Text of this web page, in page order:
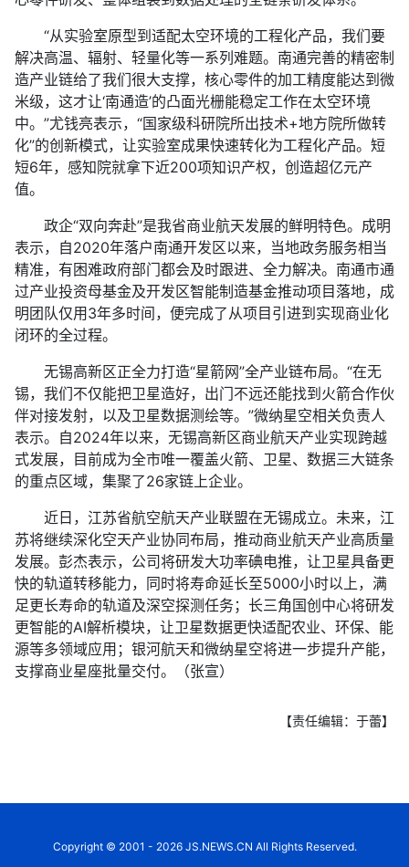
“从实验室原型到适配太空环境的工程化产品，我们要
解决高温、辐射、轻量化等一系列难题。南通完善的精密制
造产业链给了我们很大支撑，核心零件的加工精度能达到微
米级，这才让‘南通造’的凸面光栅能稳定工作在太空环境
中。”尤钱亮表示，“国家级科研院所出技术+地方院所做转
化”的创新模式，让实验室成果快速转化为工程化产品。短
短6年，感知院就拿下近200项知识产权，创造超亿元产
值。
政企“双向奔赴”是我省商业航天发展的鲜明特色。成明
表示，自2020年落户南通开发区以来，当地政务服务相当
精准，有困难政府部门都会及时跟进、全力解决。南通市通
过产业投资母基金及开发区智能制造基金推动项目落地，成
明团队仅用3年多时间，便完成了从项目引进到实现商业化
闭环的全过程。
无锡高新区正全力打造“星箭网”全产业链布局。“在无
锡，我们不仅能把卫星造好，出门不远还能找到火箭合作伙
伴对接发射，以及卫星数据测绘等。”微纳星空相关负责人
表示。自2024年以来，无锡高新区商业航天产业实现跨越
式发展，目前成为全市唯一覆盖火箭、卫星、数据三大链条
的重点区域，集聚了26家链上企业。
近日，江苏省航空航天产业联盟在无锡成立。未来，江
苏将继续深化空天产业协同布局，推动商业航天产业高质量
发展。彭杰表示，公司将研发大功率碘电推，让卫星具备更
快的轨道转移能力，同时将寿命延长至5000小时以上，满
足更长寿命的轨道及深空探测任务；长三角国创中心将研发
更智能的AI解析模块，让卫星数据更快适配农业、环保、能
源等多领域应用；银河航天和微纳星空将进一步提升产能，
支撑商业星座批量交付。（张宣）
【责任编辑：于蕾】
Copyright © 2001 - 2026 JS.NEWS.CN All Rights Reserved.